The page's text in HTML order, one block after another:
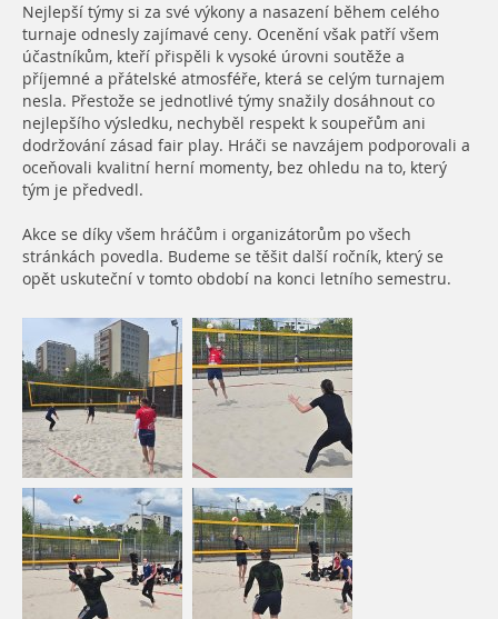
Nejlepší týmy si za své výkony a nasazení během celého
turnaje odnesly zajímavé ceny. Ocenění však patří všem
účastníkům, kteří přispěli k vysoké úrovni soutěže a
příjemné a přátelské atmosféře, která se celým turnajem
nesla. Přestože se jednotlivé týmy snažily dosáhnout co
nejlepšího výsledku, nechyběl respekt k soupeřům ani
dodržování zásad fair play. Hráči se navzájem podporovali a
oceňovali kvalitní herní momenty, bez ohledu na to, který
tým je předvedl.
Akce se díky všem hráčům i organizátorům po všech
stránkách povedla. Budeme se těšit další ročník, který se
opět uskuteční v tomto období na konci letního semestru.